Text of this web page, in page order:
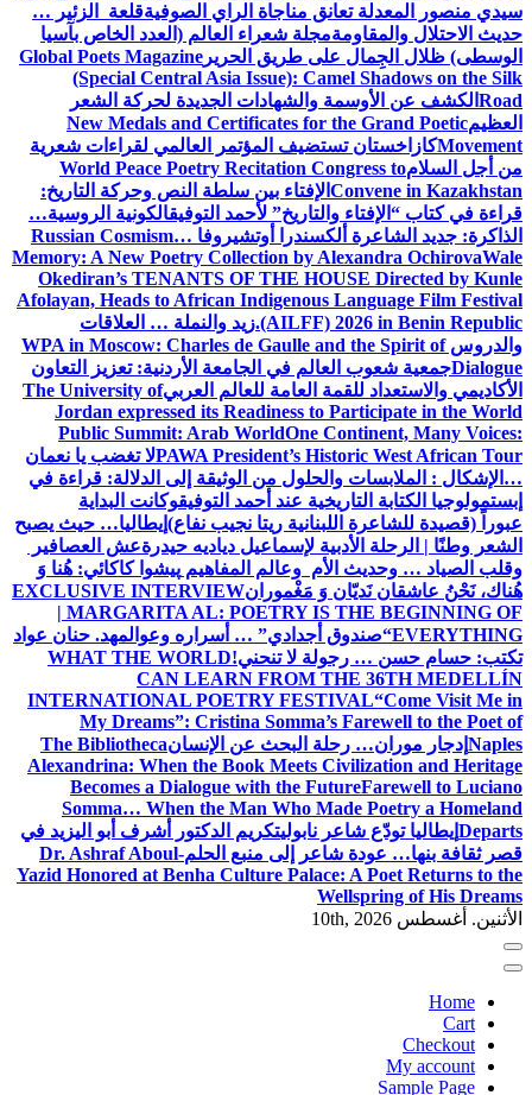
سيدي منصور المعدلة تعانق مناجاة الراي الصوفيةقلعة الزئير …
حديث الاحتلال والمقاومةمجلة شعراء العالم (العدد الخاص بآسيا
الوسطى) ظلال الجِمال على طريق الحرير Global Poets Magazine
(Special Central Asia Issue): Camel Shadows on the Silk
Road الكشف عن الأوسمة والشهادات الجديدة لحركة الشعر
العظيمNew Medals and Certificates for the Grand Poetic
Movementكازاخستان تستضيف المؤتمر العالمي لقراءات شعرية
من أجل السلامWorld Peace Poetry Recitation Congress to
Convene in Kazakhstan الإفتاء بين سلطة النص وحركة التاريخ:
قراءة في كتاب “الإفتاء والتاريخ” لأحمد التوفيقالكونية الروسية…
الذاكرة: جديد الشاعرة ألكسندرا أوتشيروفا Russian Cosmism…
Memory: A New Poetry Collection by Alexandra OchirovaWale
Okediran’s TENANTS OF THE HOUSE Directed by Kunle
Afolayan, Heads to African Indigenous Language Film Festival
(AILFF) 2026 in Benin Republic. زيد والنملة … العلاقات
والدروسWPA in Moscow: Charles de Gaulle and the Spirit of
Dialogueجمعية شعوب العالم في الجامعة الأردنية: تعزيز التعاون
الأكاديمي والاستعداد للقمة العامة للعالم العربيThe University of
Jordan expressed its Readiness to Participate in the World
Public Summit: Arab WorldOne Continent, Many Voices:
PAWA President’s Historic West African Tourلا تغضب يا نعمان
…الإشكال : الملابسات والحلول من الوثيقة إلى الدلالة: قراءة في
إبستمولوجيا الكتابة التاريخية عند أحمد التوفيقوكانت البداية
عبوراً (قصيدة للشاعرة اللبنانية ريتا نجيب نفاع) إيطاليا… حيث يصبح
الشعر وطنًا | الرحلة الأدبية لإسماعيل دياديه حيدرةعش العصافير
وقلب الصياد … وحديث الأم وعالم المفاهيم پیشوا کاکائي: هُنا وَ
هُناك، نَحْنُ عاشقان نَديّان وَ مَغْمورانEXCLUSIVE INTERVIEW
| MARGARITA AL: POETRY IS THE BEGINNING OF
EVERYTHING“صندوق أجدادي” … أسراره وعوالمهد. حنان عواد
تكتب: حسام حسن … رجولة لا تنحني!WHAT THE WORLD
CAN LEARN FROM THE 36TH MEDELLÍN
INTERNATIONAL POETRY FESTIVAL“Come Visit Me in
My Dreams”: Cristina Somma’s Farewell to the Poet of
Naples إدجار موران… رحلة البحث عن الإنسانThe Bibliotheca
Alexandrina: When the Book Meets Civilization and Heritage
Becomes a Dialogue with the FutureFarewell to Luciano
Somma… When the Man Who Made Poetry a Homeland
Departs إيطاليا تودّع شاعر نابوليتكريم الدكتور أشرف أبو اليزيد في
قصر ثقافة بنها… عودة شاعر إلى منبع الحلمDr. Ashraf Aboul-
Yazid Honored at Benha Culture Palace: A Poet Returns to the
Wellspring of His Dreams
الأثنين. أغسطس 10th, 2026
Home
Cart
Checkout
My account
Sample Page